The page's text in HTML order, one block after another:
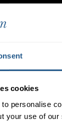
cookies
personalise
your use of